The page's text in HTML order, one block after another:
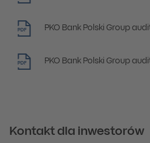
PDF PKO Bank Polski Group
PDF PKO Bank Polski Group
Kontakt dla inwestorów